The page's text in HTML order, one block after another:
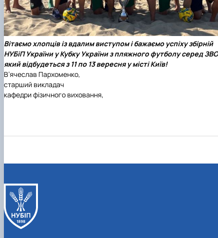
Вітаємо хлопців із вдалим виступом і бажаємо успіху збірній
НУБіП України у Кубку України з пляжного футболу серед
який відбудеться з 11 по 13 вересня у місті Київ!
В’ячеслав Пархоменко,
старший викладач
кафедри фізичного виховання,